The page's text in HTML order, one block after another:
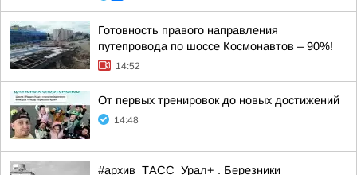
Готовность правого направления
путепровода по шоссе Космонавтов – 90%!
14:52
От первых тренировок до новых достижений
14:48
#архив_ТАСС_Урал+ . Березники